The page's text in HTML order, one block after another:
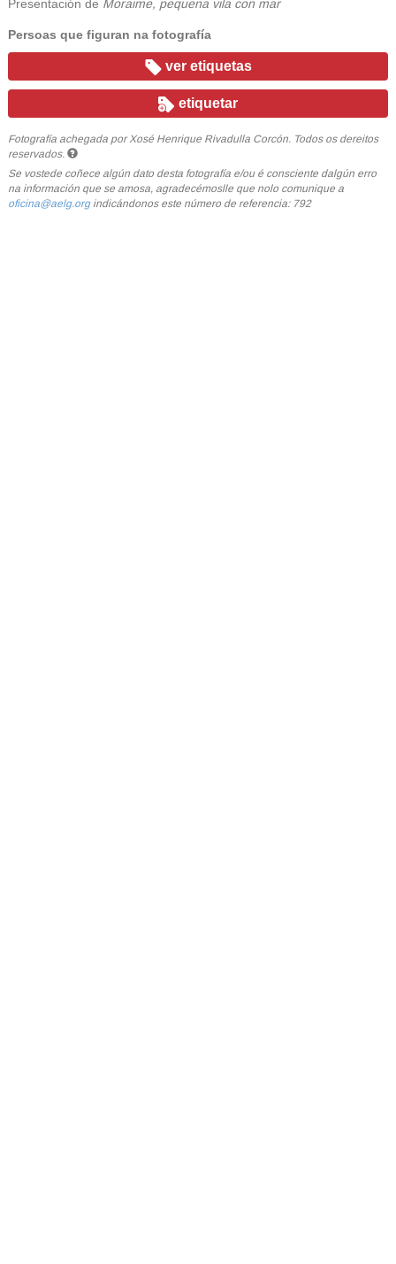
Presentación de Moraime, pequena vila con mar
Persoas que figuran na fotografía
ver etiquetas
etiquetar
Fotografía achegada por Xosé Henrique Rivadulla Corcón. Todos os dereitos
reservados.
Se vostede coñece algún dato desta fotografía e/ou é consciente dalgún erro
na información que se amosa, agradecémoslle que nolo comunique a
oficina@aelg.orgindicándonos este número de referencia: 792